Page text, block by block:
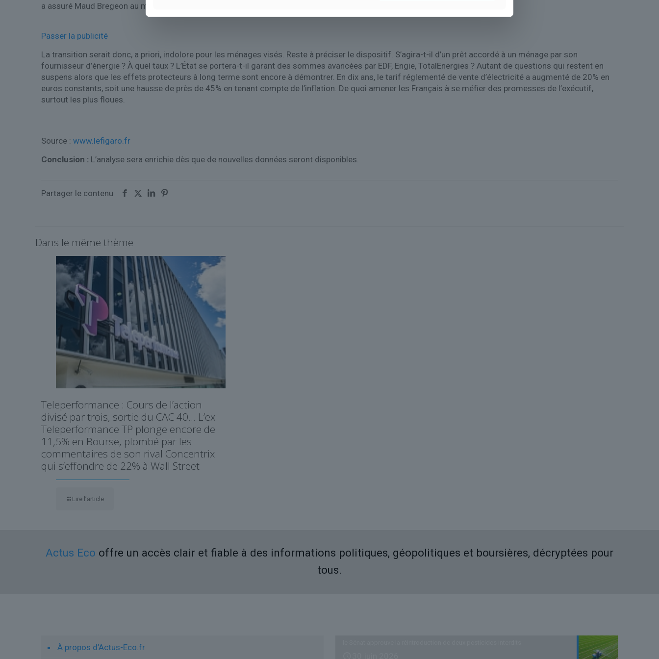
a assuré Maud Bregeon au micro de France Inter ce samedi.
Passer la publicité
La transition serait donc, a priori, indolore pour les ménages visés. Reste à préciser le dispositif. S’agira-t-il d’un prêt accordé à un ménage par son
fournisseur d’énergie ? À quel taux ? L’État se portera-t-il garant des sommes avancées par EDF, Engie, TotalEnergies ? Autant de questions qui restent en
suspens alors que les effets protecteurs à long terme sont encore à démontrer. En dix ans, le tarif réglementé de vente d’électricité a augmenté de 20% en
euros constants, soit une hausse de près de 45% en tenant compte de l’inflation. De quoi amener les Français à se méfier des promesses de l’exécutif,
surtout les plus floues.
Source : www.lefigaro.fr
Conclusion : L’analyse sera enrichie dès que de nouvelles données seront disponibles.
Partager le contenu
Dans le même thème
Teleperformance : Cours de l’action
divisé par trois, sortie du CAC 40… L’ex-
Teleperformance TP plonge encore de
11,5% en Bourse, plombé par les
commentaires de son rival Concentrix
qui s’effondre de 22% à Wall Street
Lire l’article
Actus Eco offre un accès clair et fiable à des informations politiques, géopolitiques et boursières, décryptées pour
tous.
À propos d’Actus-Eco.fr